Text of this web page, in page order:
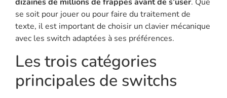
dizaines de millions de frappes avant de s’user. Que
se soit pour jouer ou pour faire du traitement de
texte, il est important de choisir un clavier mécanique
avec les switch adaptées à ses préférences.
Les trois catégories
principales de switchs